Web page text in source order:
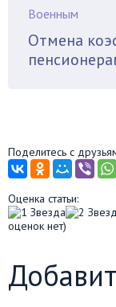
Военным
Отмена
Поделитесь с
Оценка статьи:
оценок нет)